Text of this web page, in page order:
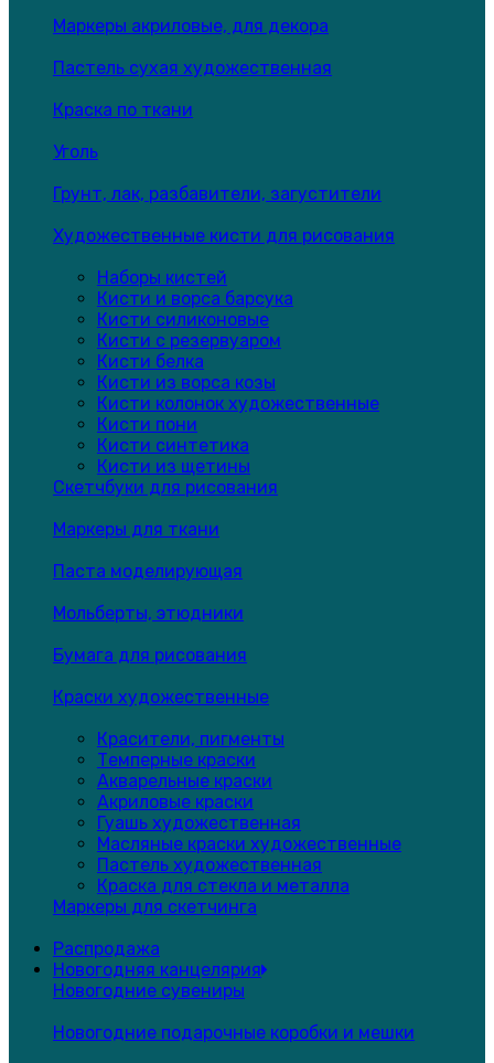
Маркеры акриловые, для декора
Пастель сухая художественная
Краска по ткани
Уголь
Грунт, лак, разбавители, загустители
Художественные кисти для рисования
Наборы кистей
Кисти и ворса барсука
Кисти силиконовые
Кисти с резервуаром
Кисти белка
Кисти из ворса козы
Кисти колонок художественные
Кисти пони
Кисти синтетика
Кисти из щетины
Скетчбуки для рисования
Маркеры для ткани
Паста моделирующая
Мольберты, этюдники
Бумага для рисования
Краски художественные
Красители, пигменты
Темперные краски
Акварельные краски
Акриловые краски
Гуашь художественная
Масляные краски художественные
Пастель художественная
Краска для стекла и металла
Маркеры для скетчинга
Распродажа
Новогодняя канцелярия
Новогодние сувениры
Новогодние подарочные коробки и мешки